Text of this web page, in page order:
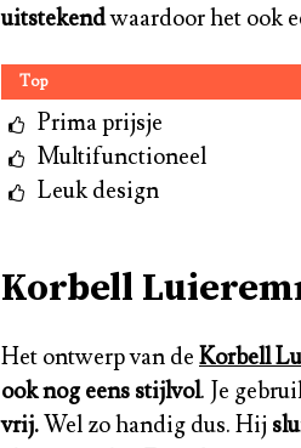
uitstekendwaardoor het ook
Top
Prima prijsje
Multifunctioneel
Leuk design
Korbell
Het ontwerp van de Korbell
ook nog eens stijlvol. Je
vrij.Wel zo handig dus. Hij